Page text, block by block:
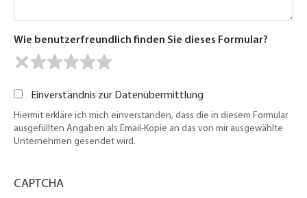
Wie benutzerfreundlich finden Sie dieses Formular?
Einverständnis zur Datenübermittlung
Hiermit erkläre ich mich einverstanden, dass die in diesem Formular
ausgefüllten Angaben als Email-Kopie an das von mir ausgewählte
Unternehmen gesendet wird.
CAPTCHA